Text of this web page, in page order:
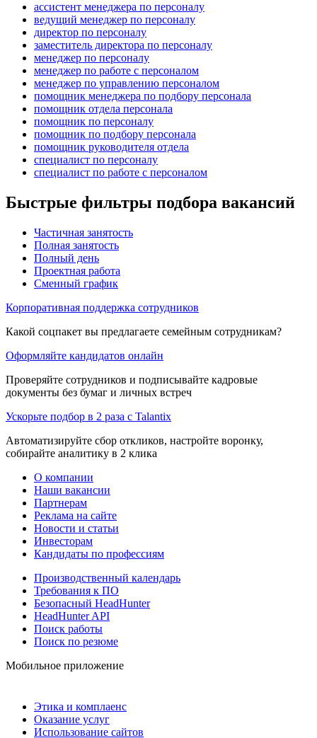
ассистент менеджера по персоналу
ведущий менеджер по персоналу
директор по персоналу
заместитель директора по персоналу
менеджер по персоналу
менеджер по работе с персоналом
менеджер по управлению персоналом
помощник менеджера по подбору персонала
помощник отдела персонала
помощник по персоналу
помощник по подбору персонала
помощник руководителя отдела
специалист по персоналу
специалист по работе с персоналом
Быстрые фильтры подбора вакансий
Частичная занятость
Полная занятость
Полный день
Проектная работа
Сменный график
Корпоративная поддержка сотрудников
Какой соцпакет вы предлагаете семейным сотрудникам?
Оформляйте кандидатов онлайн
Проверяйте сотрудников и подписывайте кадровые
документы без бумаг и личных встреч
Ускорьте подбор в 2 раза с Talantix
Автоматизируйте сбор откликов, настройте воронку,
собирайте аналитику в 2 клика
О компании
Наши вакансии
Партнерам
Реклама на сайте
Новости и статьи
Инвесторам
Кандидаты по профессиям
Производственный календарь
Требования к ПО
Безопасный HeadHunter
HeadHunter API
Поиск работы
Поиск по резюме
Мобильное приложение
Этика и комплаенс
Оказание услуг
Использование сайтов